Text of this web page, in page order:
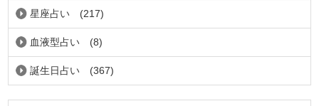
星座占い (217)
血液型占い (8)
誕生日占い (367)